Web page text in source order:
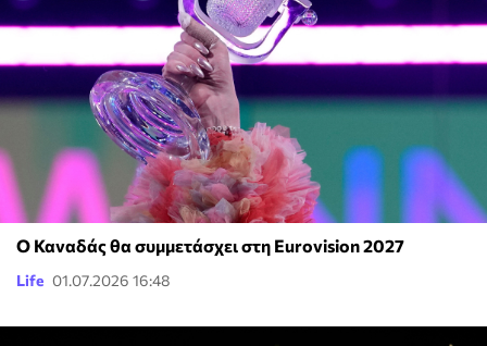
Ο Καναδάς θα συμμετάσχει στη Eurovision 2027
Life 01.07.2026 16:48